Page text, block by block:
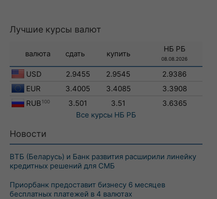
Лучшие курсы валют
валюта сдать купить
НБ РБ
08.08.2026
USD 2.9455 2.9545
2.9386
EUR
3.4005 3.4085
3.3908
RUB 100 3.501 3.51
3.6365
Все курсы НБ РБ
Новости
ВТБ (Беларусь) и Банк развития расширили линейку
кредитных решений для СМБ
Приорбанк предоставит бизнесу 6 месяцев
бесплатных платежей в 4 валютах